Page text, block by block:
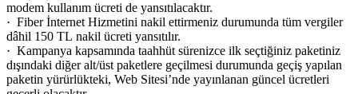
modem kullanım ücreti de yansıtılacaktır.
· Fiber İnternet Hizmetini nakil ettirmeniz durumunda tüm vergiler
dâhil 150 TL nakil ücreti yansıtılır.
· Kampanya kapsamında taahhüt sürenizce ilk seçtiğiniz paketiniz
dışındaki diğer alt/üst paketlere geçilmesi durumunda geçiş yapılan
paketin yürürlükteki, Web Sitesi’nde yayınlanan güncel ücretleri